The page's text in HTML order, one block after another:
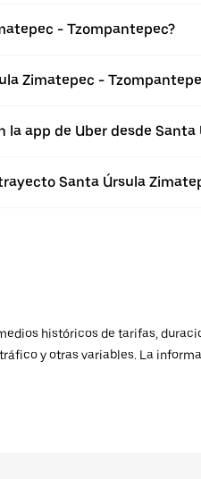
- Tzompantepec?
Zimatepec -
app de Uber desde Santa
Santa Úrsula
históricos de tarifas,
y otras variables. La